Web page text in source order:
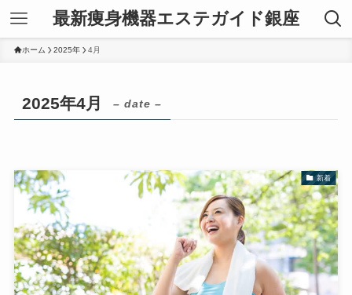
最新痩身機器エステガイド銀座
ホーム 2025年 4月
2025年4月 – date –
新着